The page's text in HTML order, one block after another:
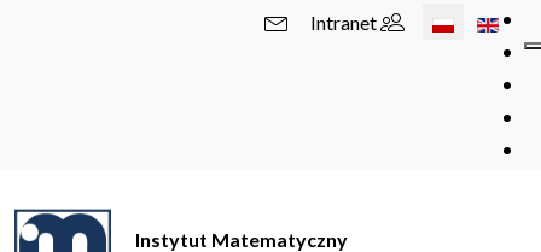
Wybierz swój
Intranet
Instytut Matematyczny